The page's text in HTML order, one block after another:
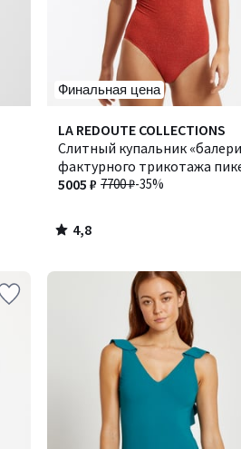
Финальная цена
LA REDOUTE COLLECTIONS
Слитный купальник
фактурного трикотажа
люрексом
7700 ₽-35%
5005 ₽
4,8
/ 5
4,8
/